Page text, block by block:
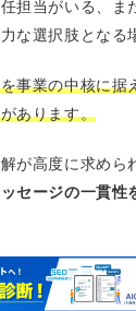
担当がいる、ま
な選択肢となる
事業の中核に据
あります。
が高度に求めら
セージの一貫性